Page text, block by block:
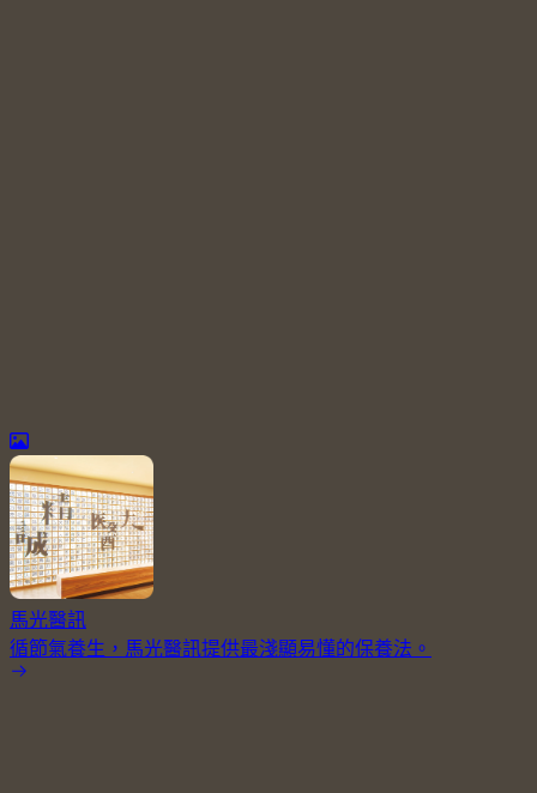
馬光醫訊
循節氣養生，馬光醫訊提供最淺顯易懂的保養法。